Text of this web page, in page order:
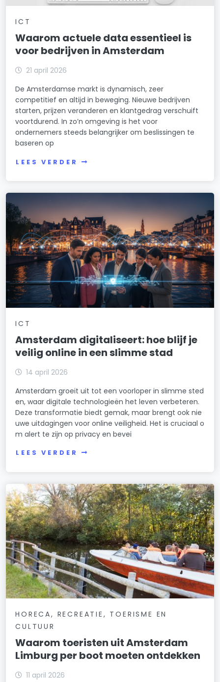
ICT
Waarom actuele data essentieel is
voor bedrijven in Amsterdam
21 april 2026
De Amsterdamse markt is dynamisch, zeer
competitief en altijd in beweging. Nieuwe bedrijven
starten, prijzen veranderen en klantgedrag verschuift
voortdurend. In zo’n omgeving is het voor
ondernemers steeds belangrijker om beslissingen te
baseren op
LEES VERDER
ICT
Amsterdam digitaliseert: hoe blijf je
veilig online in een slimme stad
14 april 2026
Amsterdam groeit uit tot een voorloper in slimme sted
en, waar digitale technologieën het leven verbeteren.
Deze transformatie biedt gemak, maar brengt ook nie
uwe uitdagingen voor online veiligheid. Het is cruciaal o
m alert te zijn op privacy en bevei
LEES VERDER
HORECA, RECREATIE, TOERISME EN
CULTUUR
Waarom toeristen uit Amsterdam
Limburg per boot moeten ontdekken
11 april 2026